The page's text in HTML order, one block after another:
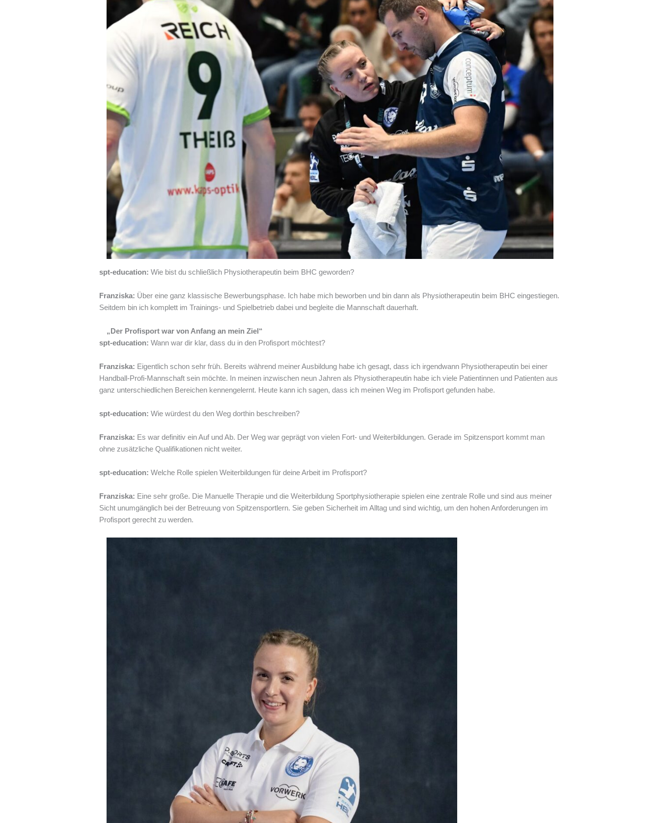
spt-education: Wie bist du schließlich Physiotherapeutin beim BHC geworden?
Franziska: Über eine ganz klassische Bewerbungsphase. Ich habe mich beworben und bin dann als Physiotherapeutin beim BHC eingestiegen.
Seitdem bin ich komplett im Trainings- und Spielbetrieb dabei und begleite die Mannschaft dauerhaft.
„Der Profisport war von Anfang an mein Ziel“
spt-education: Wann war dir klar, dass du in den Profisport möchtest?
Franziska: Eigentlich schon sehr früh. Bereits während meiner Ausbildung habe ich gesagt, dass ich irgendwann Physiotherapeutin bei einer
Handball-Profi-Mannschaft sein möchte. In meinen inzwischen neun Jahren als Physiotherapeutin habe ich viele Patientinnen und Patienten aus
ganz unterschiedlichen Bereichen kennengelernt. Heute kann ich sagen, dass ich meinen Weg im Profisport gefunden habe.
spt-education: Wie würdest du den Weg dorthin beschreiben?
Franziska: Es war definitiv ein Auf und Ab. Der Weg war geprägt von vielen Fort- und Weiterbildungen. Gerade im Spitzensport kommt man
ohne zusätzliche Qualifikationen nicht weiter.
spt-education: Welche Rolle spielen Weiterbildungen für deine Arbeit im Profisport?
Franziska: Eine sehr große. Die Manuelle Therapie und die Weiterbildung Sportphysiotherapie spielen eine zentrale Rolle und sind aus meiner
Sicht unumgänglich bei der Betreuung von Spitzensportlern. Sie geben Sicherheit im Alltag und sind wichtig, um den hohen Anforderungen im
Profisport gerecht zu werden.